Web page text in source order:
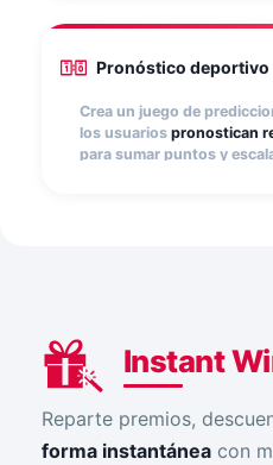
de producto o mensajes
Pronóstico deportivo
Crea un juego de
los usuarios pronostican
para sumar puntos y
Instant
Reparte premios,
forma instantánea con